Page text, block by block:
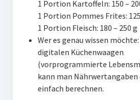
1 Portion Kartoffeln: 150 –
1 Portion Pommes Frites:
1 Portion Fleisch: 180 – 250 g
Wer es genau wissen
digitalen Küchenwaagen
(vorprogrammierte
kann man
einfach berechnen.